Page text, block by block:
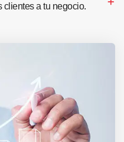
clientes a tu negocio.